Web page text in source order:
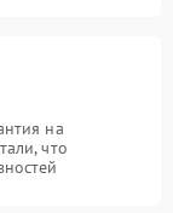
на
что